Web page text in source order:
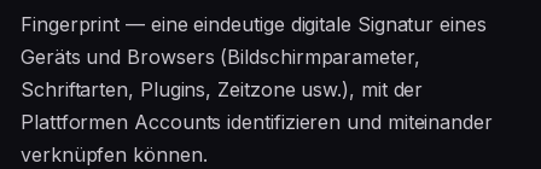
Fingerprint — eine eindeutige digitale Signatur eines
Geräts und Browsers (Bildschirmparameter,
Schriftarten, Plugins, Zeitzone usw.), mit der
Plattformen Accounts identifizieren und miteinander
verknüpfen können.